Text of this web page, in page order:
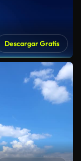
Descargar Gratis